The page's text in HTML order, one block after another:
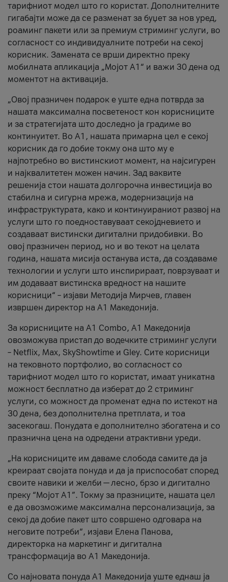
тарифниот модел што го користат. Дополнителните
гигабајти може да се разменат за буџет за нов уред,
роаминг пакети или за премиум стриминг услуги, во
согласност со индивидуалните потреби на секој
корисник. Замената се врши директно преку
мобилната апликација „Мојот А1“ и важи 30 дена од
моментот на активација.
„Овој празничен подарок е уште една потврда за
нашата максимална посветеност кон корисниците
и за стратегијата што доследно ја градиме во
континуитет. Во А1, нашата примарна цел е секој
корисник да го добие токму она што му е
најпотребно во вистинскиот момент, на најсигурен
и најквалитетен можен начин. Зад ваквите
решенија стои нашата долгорочна инвестиција во
стабилна и сигурна мрежа, модернизација на
инфраструктурата, како и континуираниот развој на
услуги што го поедноставуваат секојдневието и
создаваат вистински дигитални придобивки. Во
овој празничен период, но и во текот на целата
година, нашата мисија останува иста, да создаваме
технологии и услуги што инспирираат, поврзуваат и
им додаваат вистинска вредност на нашите
корисници“ – изјави Методија Мирчев, главен
извршен директор на А1 Македонија.
За корисниците на A1 Combo, А1 Македонија
овозможува пристап до водечките стриминг услуги
– Netflix, Max, SkyShowtime и Gley. Сите корисници
на тековното портфолио, во согласност со
тарифниот модел што го користат, имаат уникатна
можност бесплатно да изберат до 2 стриминг
услуги, со можност да променат една по истекот на
30 дена, без дополнителна претплата, и тоа
засекогаш. Понудата е дополнително збогатена и со
празнична цена на одредени атрактивни уреди.
„На корисниците им даваме слобода самите да ја
креираат својата понуда и да ја приспособат според
своите навики и желби — лесно, брзо и дигитално
преку “Мојот А1”. Токму за празниците, нашата цел
е да овозможиме максимална персонализација, за
секој да добие пакет што совршено одговара на
неговите потреби“, изјави Елена Панова,
директорка на маркетинг и дигитална
трансформација во А1 Македонија.
Со најновата понуда А1 Македонија уште еднаш ја